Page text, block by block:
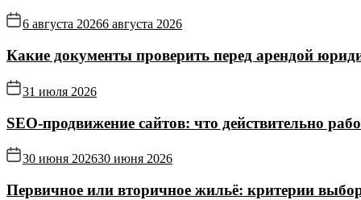
6 августа 20266 августа 2026
Какие документы проверить перед арендой
31 июля 2026
SEO-продвижение сайтов: что действительно
30 июня 202630 июня 2026
Первичное или вторичное жильё: критерии